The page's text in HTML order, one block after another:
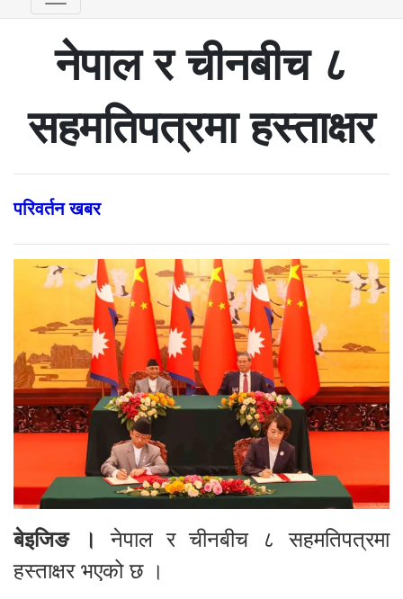
नेपाल र चीनबीच ८
सहमतिपत्रमा हस्ताक्षर
परिवर्तन खबर
बेइजिङ ।नेपाल र चीनबीच ८ सहमतिपत्रमा
हस्ताक्षर भएको छ ।